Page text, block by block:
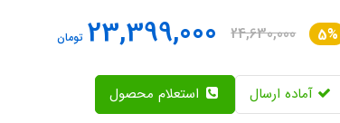
5%
24,630,000
23,399,000 تومان
آماده ارسال